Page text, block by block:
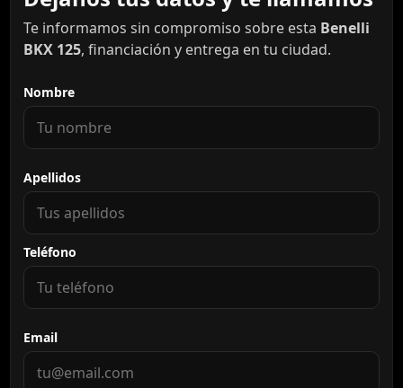
Te informamos sin compromiso sobre esta Benelli
BKX 125, financiación y entrega en tu ciudad.
Nombre
Apellidos
Teléfono
Email